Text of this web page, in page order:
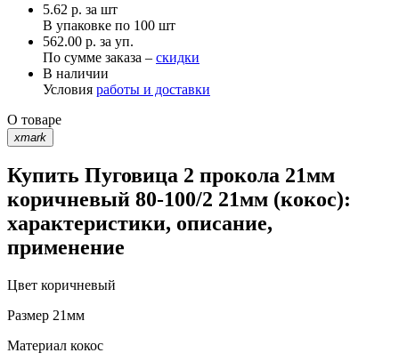
5.62 р. за шт
В упаковке по 100 шт
562.00 р. за уп.
По сумме заказа – скидки
В наличии
Условия работы и доставки
О товаре
xmark
Купить Пуговица 2 прокола 21мм
коричневый 80-100/2 21мм (кокос):
характеристики, описание,
применение
Цвет коричневый
Размер 21мм
Материал кокос